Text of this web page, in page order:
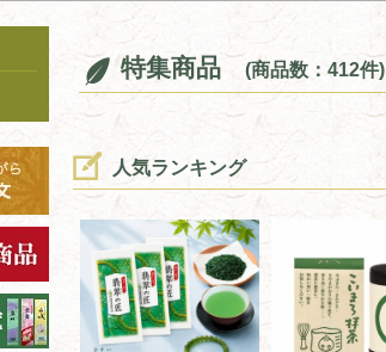
特集商品 (商品数：412件)
人気ランキング